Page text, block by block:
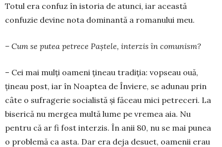
Totul era confuz în istoria de atunci, iar această
confuzie devine nota dominantă a romanului meu.
– Cum se putea petrece Paștele, interzis în comunism?
– Cei mai mulți oameni țineau tradiția: vopseau ouă,
țineau post, iar în Noaptea de Înviere, se adunau prin
câte o sufragerie socialistă și făceau mici petreceri. La
biserică nu mergea multă lume pe vremea aia. Nu
pentru că ar fi fost interzis. În anii 80, nu se mai punea
o problemă ca asta. Dar era deja desuet, oamenii erau